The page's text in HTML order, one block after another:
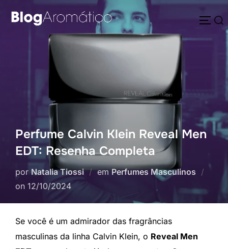
para
Pesquisar
Perfume Calvin Klein Reveal Men
EDT: Resenha Completa
porNatalia Tiossi emPerfumes Masculinos
on Postado
12/10/2024
Se você é um admirador das fragrâncias
masculinas da linha Calvin Klein, o Reveal Men